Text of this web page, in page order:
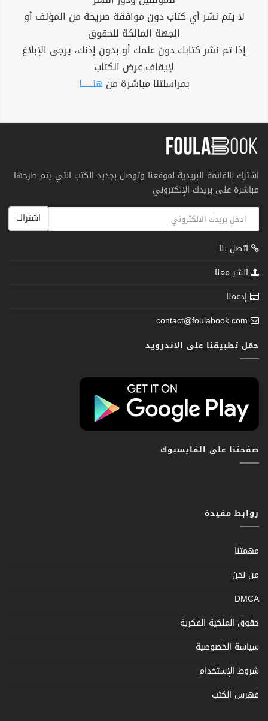
لا يتم نشر أي كتاب دون موافقة صريحة من المؤلف أو
الجهة المالكة للحقوق
إذا تم نشر كتابك دون علمك أو بدون إذنك، يرجى الإبلاغ
لإيقاف عرض الكتاب
بمراسلتنا مباشرة من هنــــــا
اشترك بالقائمة البريدية لموقعنا وتوصل بجديد الكتب التي يتم طرحها
مباشرة على بريدك الإلكتروني
اشتراك
اتصل بنا
انشر معنا
إدعمنا
contact@foulabook.com
حمّل تطبيقنا على الاندرويد
صفحتنا على الفايسبوك
روابط مفيدة
مهمتنا
من نحن
DMCA
حقوق الملكية الفكرية
سياسة الخصوصية
شروط الإستخدام
فهرس الكتب